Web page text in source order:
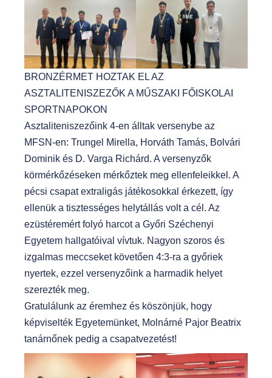
BRONZÉRMET HOZTAK EL AZ
ASZTALITENISZEZŐK A MŰSZAKI FŐISKOLAI
SPORTNAPOKON
Asztaliteniszezőink 4-en álltak versenybe az
MFSN-en: Trungel Mirella, Horváth Tamás, Bolvári
Dominik és D. Varga Richárd. A versenyzők
körmérkőzéseken mérkőztek meg ellenfeleikkel. A
pécsi csapat extraligás játékosokkal érkezett, így
ellenük a tisztességes helytállás volt a cél. Az
ezüstéremért folyó harcot a Győri Széchenyi
Egyetem hallgatóival vívtuk. Nagyon szoros és
izgalmas meccseket követően 4:3-ra a győriek
nyertek, ezzel versenyzőink a harmadik helyet
szerezték meg.
Gratulálunk az éremhez és köszönjük, hogy
képviselték Egyetemünket, Molnárné Pajor Beatrix
tanárnőnek pedig a csapatvezetést!